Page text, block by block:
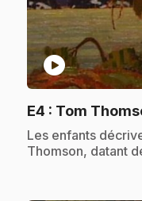
play_circle
E4 : Tom
.Les enfants
Thomson, datant